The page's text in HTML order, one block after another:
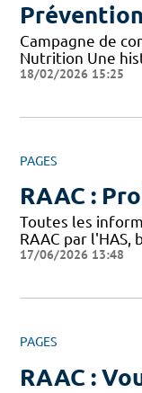
Campagne de
Nutrition Une
18/02/2026 15:25
PAGES
RAAC :
Toutes les
RAAC par l'HAS,
17/06/2026 13:48
PAGES
RAAC :